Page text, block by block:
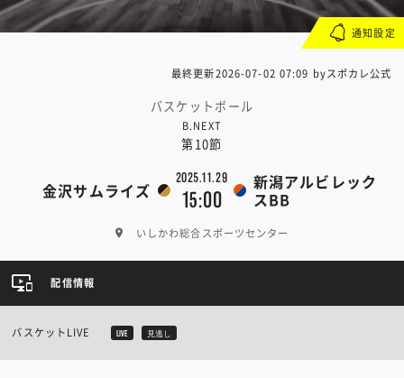
最終更新2026-07-02 07:09 byスポカレ公式
バスケットボール
B.NEXT
第10節
金沢サムライズ
2025.11.29
15:00
新潟アルビレック
スBB
いしかわ総合スポーツセンター
通知設定
配信情報
バスケットLIVE LIVE 見逃し